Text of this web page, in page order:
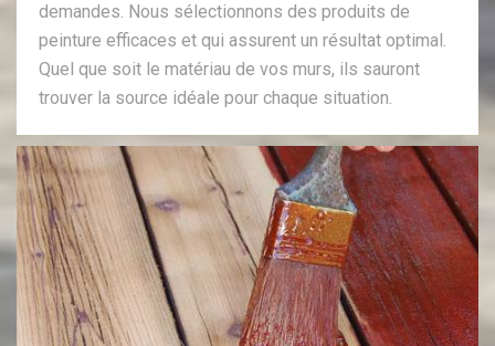
demandes. Nous sélectionnons des produits de
peinture efficaces et qui assurent un résultat optimal.
Quel que soit le matériau de vos murs, ils sauront
trouver la source idéale pour chaque situation.